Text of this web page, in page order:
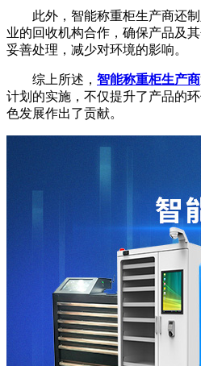
此外，智能称重柜生产商还制
业的回收机构合作，确保产品及
妥善处理，减少对环境的影响。
综上所述， 智能称重柜生产商
计划的实施，不仅提升了产品的
色发展作出了贡献。